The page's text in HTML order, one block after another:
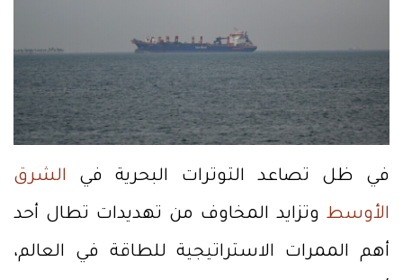
في ظل تصاعد التوترات البحرية في الشرق
الأوسط وتزايد المخاوف من تهديدات تطال أحد
أهم الممرات الاستراتيجية للطاقة في العالم،